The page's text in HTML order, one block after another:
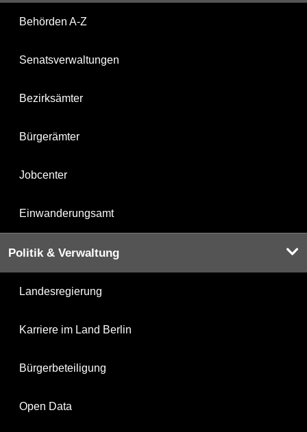
Behörden A-Z
Senatsverwaltungen
Bezirksämter
Bürgerämter
Jobcenter
Einwanderungsamt
Politik & Verwaltung
Landesregierung
Karriere im Land Berlin
Bürgerbeteiligung
Open Data